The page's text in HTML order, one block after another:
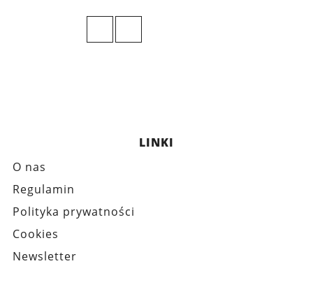
LINKI
O nas
Regulamin
Polityka prywatności
Cookies
Newsletter